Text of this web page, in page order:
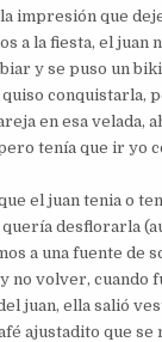
impresión que
a la fiesta, el juan
y se puso un
quiso conquistarla,
en esa velada,
tenía que ir yo
el juan tenia o
desflorarla
a una fuente de
no volver, cuando
juan, ella salió
ajustadito que se